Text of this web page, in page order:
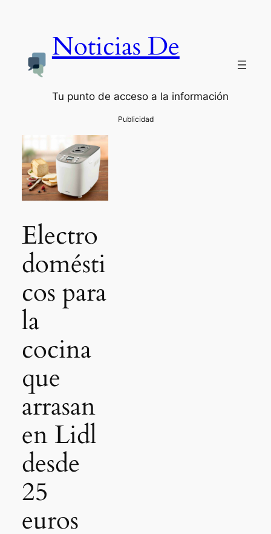
Noticias De
Tu punto de acceso a la información
Electro
domésti
cos para
la
cocina
que
arrasan
en Lidl
desde
25
euros